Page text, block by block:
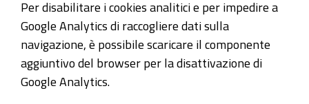
Per disabilitare i cookies analitici e per impedire a
Google Analytics di raccogliere dati sulla
navigazione, è possibile scaricare il componente
aggiuntivo del browser per la disattivazione di
Google Analytics.